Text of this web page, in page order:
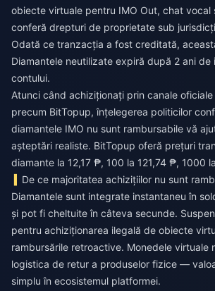
obiecte virtuale pentru IMO Out, chat vocal
conferă drepturi de proprietate sub
Odată ce tranzacția a fost creditată,
Diamantele neutilizate expiră după 2 ani de
contului.
Atunci când achiziționați prin canale
precum BitTopup, înțelegerea politicilor
diamantele IMO nu sunt rambursabile vă
așteptări realiste. BitTopup oferă prețuri
diamante la 12,17 ₱, 100 la 121,74 ₱, 1000
De ce majoritatea achizițiilor nu sunt
Diamantele sunt integrate instantaneu în
și pot fi cheltuite în câteva secunde.
pentru achiziționarea ilegală de obiecte
rambursările retroactive. Monedele virtuale
logistica de retur a produselor fizice —
simplu în ecosistemul platformei.